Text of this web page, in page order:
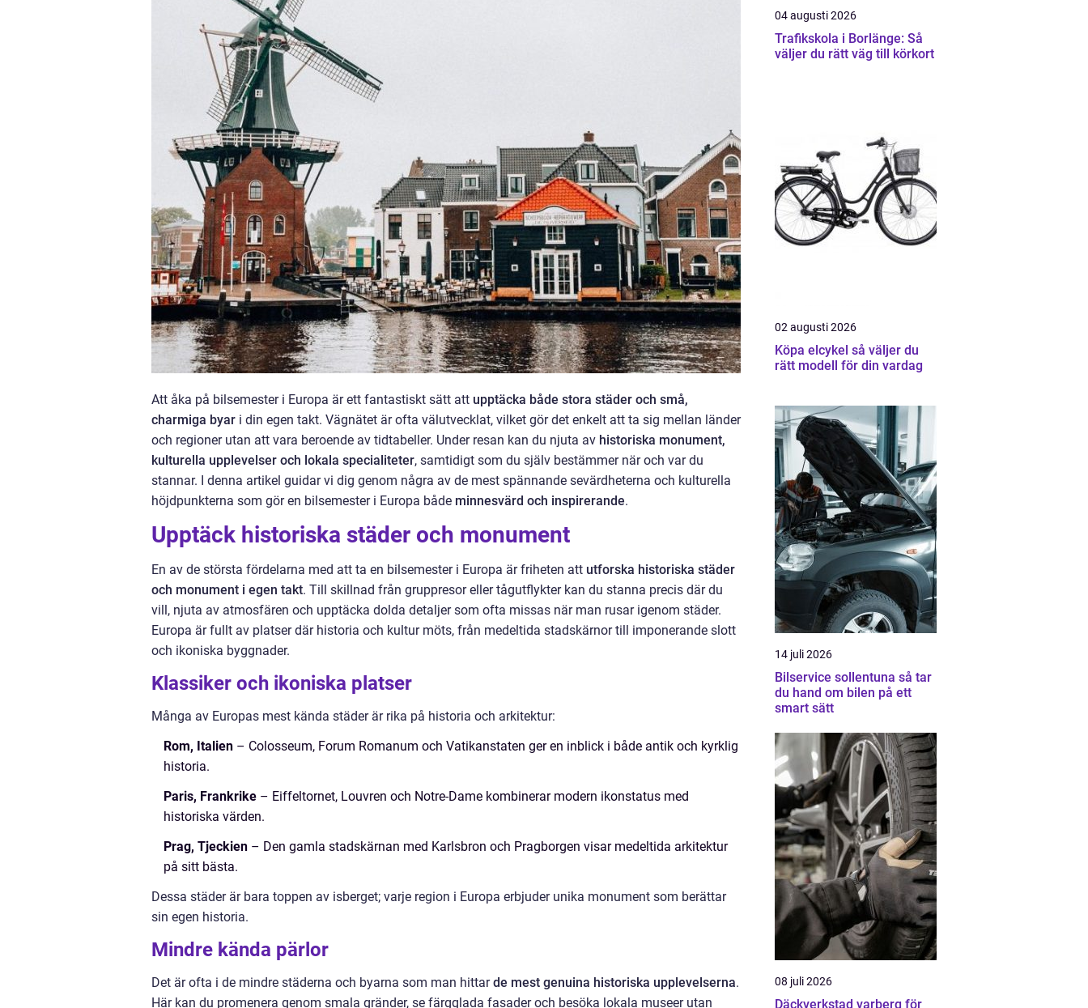
Att åka på bilsemester i Europa är ett fantastiskt sätt att upptäcka både stora städer och små,
charmiga byar i din egen takt. Vägnätet är ofta välutvecklat, vilket gör det enkelt att ta sig mellan länder
och regioner utan att vara beroende av tidtabeller. Under resan kan du njuta av historiska monument,
kulturella upplevelser och lokala specialiteter, samtidigt som du själv bestämmer när och var du
stannar. I denna artikel guidar vi dig genom några av de mest spännande sevärdheterna och kulturella
höjdpunkterna som gör en bilsemester i Europa både minnesvärd och inspirerande.
Upptäck historiska städer och monument
En av de största fördelarna med att ta en bilsemester i Europa är friheten att utforska historiska städer
och monument i egen takt. Till skillnad från gruppresor eller tågutflykter kan du stanna precis där du
vill, njuta av atmosfären och upptäcka dolda detaljer som ofta missas när man rusar igenom städer.
Europa är fullt av platser där historia och kultur möts, från medeltida stadskärnor till imponerande slott
och ikoniska byggnader.
Klassiker och ikoniska platser
Många av Europas mest kända städer är rika på historia och arkitektur:
Rom, Italien – Colosseum, Forum Romanum och Vatikanstaten ger en inblick i både antik och kyrklig
historia.
Paris, Frankrike – Eiffeltornet, Louvren och Notre-Dame kombinerar modern ikonstatus med
historiska värden.
Prag, Tjeckien – Den gamla stadskärnan med Karlsbron och Pragborgen visar medeltida arkitektur
på sitt bästa.
Dessa städer är bara toppen av isberget; varje region i Europa erbjuder unika monument som berättar
sin egen historia.
Mindre kända pärlor
Det är ofta i de mindre städerna och byarna som man hittarde mest genuina historiska upplevelserna.
Här kan du promenera genom smala gränder, se färgglada fasader och besöka lokala museer utan
04 augusti 2026
Trafikskola i Borlänge: Så
väljer du rätt väg till körkort
02 augusti 2026
Köpa elcykel så väljer du
rätt modell för din vardag
14 juli 2026
Bilservice sollentuna så tar
du hand om bilen på ett
smart sätt
08 juli 2026
Däckverkstad varberg för